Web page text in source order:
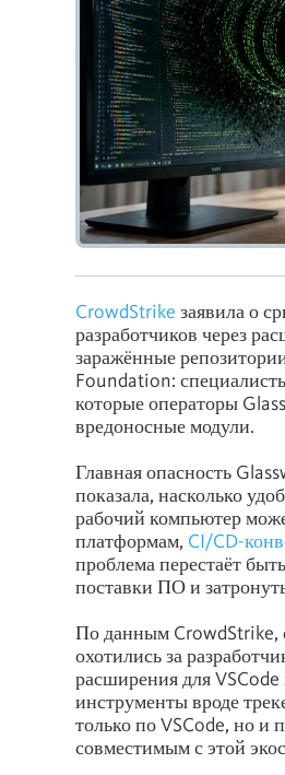
CrowdStrike заявила о
разработчиков через
заражённые
Foundation:
которые операторы
вредоносные модули.
Главная опасность
показала, насколько
рабочий компьютер
платформам, CI/CD-
проблема перестаёт
поставки ПО и
По данным CrowdStrike,
охотились за
расширения для
инструменты вроде
только по VSCode, но и
совместимым с этой